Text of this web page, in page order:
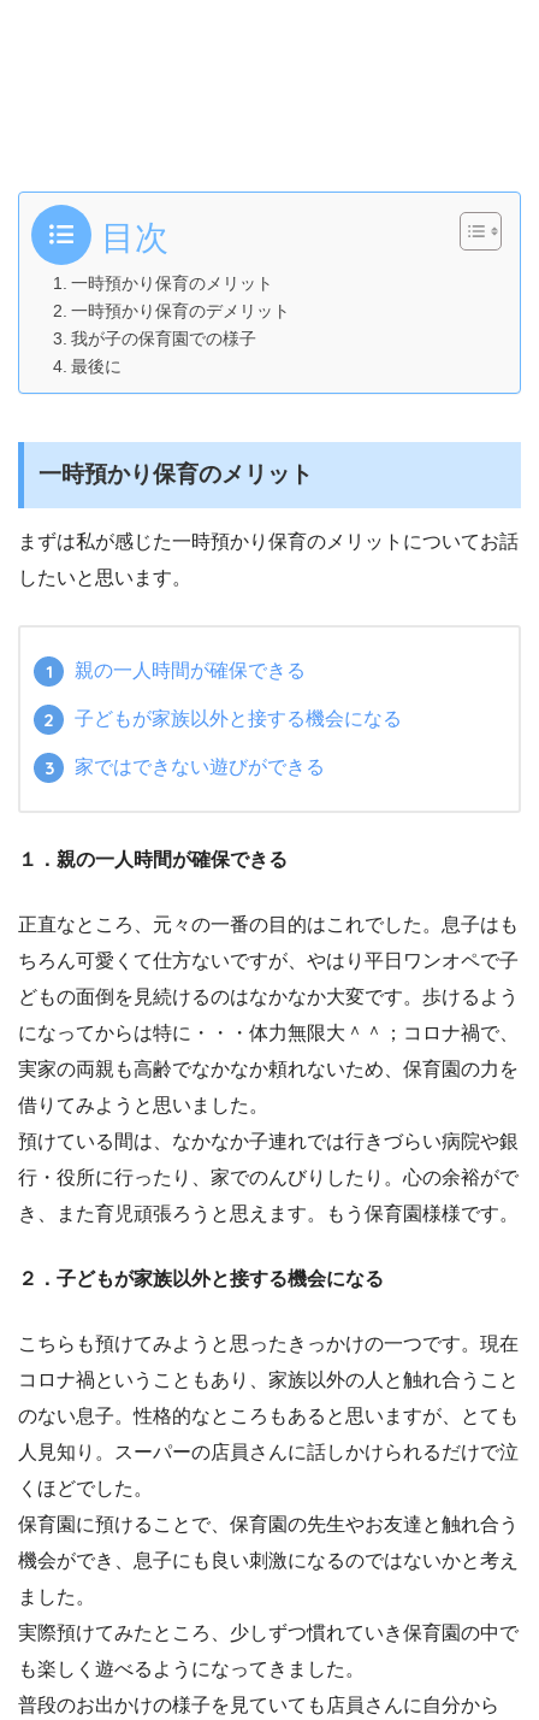
目次
一時預かり保育のメリット
一時預かり保育のデメリット
我が子の保育園での様子
最後に
一時預かり保育のメリット
まずは私が感じた一時預かり保育のメリットについてお話
したいと思います。
親の一人時間が確保できる
子どもが家族以外と接する機会になる
家ではできない遊びができる
１．親の一人時間が確保できる
正直なところ、元々の一番の目的はこれでした。息子はも
ちろん可愛くて仕方ないですが、やはり平日ワンオペで子
どもの面倒を見続けるのはなかなか大変です。歩けるよう
になってからは特に・・・体力無限大＾＾；コロナ禍で、
実家の両親も高齢でなかなか頼れないため、保育園の力を
借りてみようと思いました。
預けている間は、なかなか子連れでは行きづらい病院や銀
行・役所に行ったり、家でのんびりしたり。心の余裕がで
き、また育児頑張ろうと思えます。もう保育園様様です。
２．子どもが家族以外と接する機会になる
こちらも預けてみようと思ったきっかけの一つです。現在
コロナ禍ということもあり、家族以外の人と触れ合うこと
のない息子。性格的なところもあると思いますが、とても
人見知り。スーパーの店員さんに話しかけられるだけで泣
くほどでした。
保育園に預けることで、保育園の先生やお友達と触れ合う
機会ができ、息子にも良い刺激になるのではないかと考え
ました。
実際預けてみたところ、少しずつ慣れていき保育園の中で
も楽しく遊べるようになってきました。
普段のお出かけの様子を見ていても店員さんに自分から